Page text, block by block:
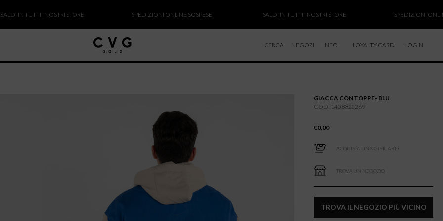
TUTTI I NOSTRI STORE SPEDIZIONI ONLINE SOSPESE SALDI IN TUTTI I NOSTRI STORE SPEDIZIONI ONLINE
CERCA NEGOZI INFO
RESI E RIMBORSI
LOYALTY CARD LOGIN
GIACCA CON TOPPE- BLU
COD: 1408820269
€0,00
ACQUISTA UNA GIFTCARD
TROVA UN NEGOZIO
TROVA IL NEGOZIO PIÙ VICINO